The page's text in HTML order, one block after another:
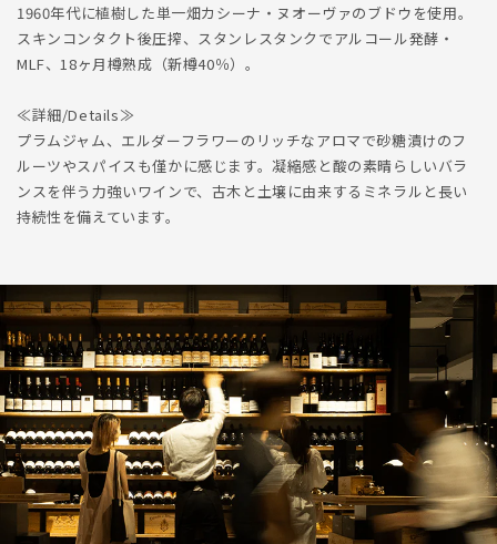
1960年代に植樹した単一畑カシーナ・ヌオーヴァのブドウを使用。
スキンコンタクト後圧搾、スタンレスタンクでアルコール発酵・
MLF、18ヶ月樽熟成（新樽40％）。
≪詳細/Details≫
プラムジャム、エルダーフラワーのリッチなアロマで砂糖漬けのフ
ルーツやスパイスも僅かに感じます。凝縮感と酸の素晴らしいバラ
ンスを伴う力強いワインで、古木と土壌に由来するミネラルと長い
持続性を備えています。